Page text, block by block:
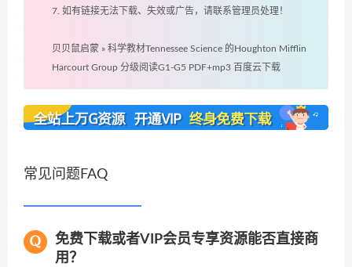
7. 如有链接无法下载、失效或广告，请联系管理员处理！
贝贝鼠启蒙 » 科学教材Tennessee Science 的Houghton Mifflin
Harcourt Group 分级阅读G1-G5 PDF+mp3 百度云下载
常见问题FAQ
免费下载或者VIP会员专享资源能否直接商
用？